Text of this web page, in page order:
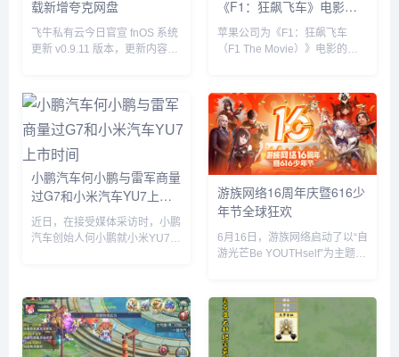
载新增夸克网盘
飞牛私有云今日官宣 fnOS 系统
更新 v0.9.11 版本，更新内容包
置、优化硬盘类型（HDD、
SSD）的识别等。飞牛 f...
《F1：狂飙飞车》电影套
餐
苹果公司为《F1：狂飙飞车
（F1 The Movie）》电影的全
味合作，粉丝们可以购买 F1 主
题套餐，并把独家定制的迷你赛
车带回家。...
小鹏汽车何小鹏与雷军商量
过G7和小米汽车YU7上市
时间
近日，在接受媒体采访时，小鹏
汽车创始人何小鹏就小米YU7的
间进行了多次深入讨论。在交流
过程中，何小鹏对小米YU7的...
游族网络16周年庆暨616少
年节全球狂欢
6月16日，游族网络启动了以“自
游光芒Be YOUTHself”为主题的
狂欢嘉年华，更集结了旗下产品
为全球玩家带来了庆生版本更新
及包含616...